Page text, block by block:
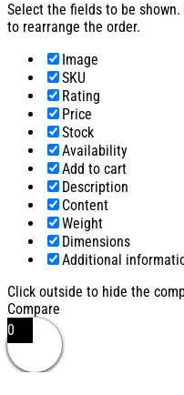
Select the fields to be
to rearrange the order.
Image
SKU
Rating
Price
Stock
Availability
Add to cart
Description
Content
Weight
Dimensions
Additional
Click outside to hide the
Compare
0